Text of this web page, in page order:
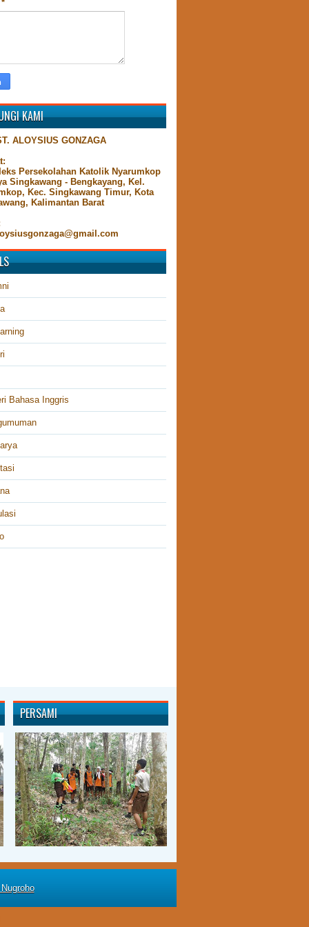
*
KAMI
ALOYSIUS GONZAGA
Persekolahan Katolik Nyarumkop
Singkawang - Bengkayang, Kel.
Kec. Singkawang Timur, Kota
Kalimantan Barat
Bahasa Inggris
PERSAMI